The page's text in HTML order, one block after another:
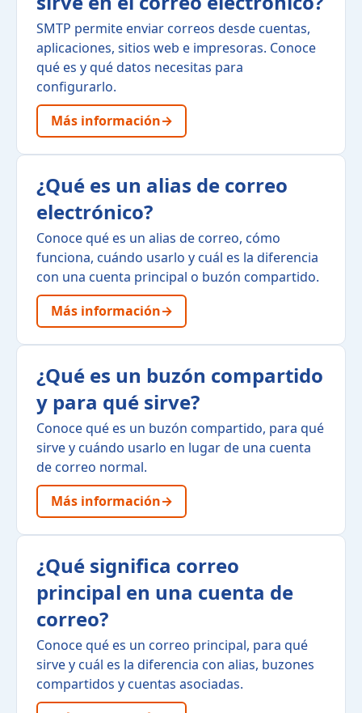
SMTP permite enviar correos desde cuentas,
aplicaciones, sitios web e impresoras. Conoce
qué es y qué datos necesitas para
configurarlo.
Más información→
¿Qué es un alias de correo
electrónico?
Conoce qué es un alias de correo, cómo
funciona, cuándo usarlo y cuál es la diferencia
con una cuenta principal o buzón compartido.
Más información→
¿Qué es un buzón compartido
y para qué sirve?
Conoce qué es un buzón compartido, para qué
sirve y cuándo usarlo en lugar de una cuenta
de correo normal.
Más información→
¿Qué significa correo
principal en una cuenta de
correo?
Conoce qué es un correo principal, para qué
sirve y cuál es la diferencia con alias, buzones
compartidos y cuentas asociadas.